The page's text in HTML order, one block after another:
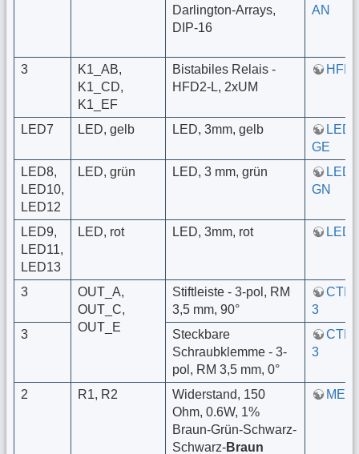
Darlington-Arrays,
DIP-16
AN
3
K1_AB,
K1_CD,
K1_EF
Bistabiles Relais -
HFD2-L, 2xUM
LED7 LED, gelb LED, 3mm, gelb
LED
GE
LED8,
LED10,
LED12
LED, grün LED, 3 mm, grün
LED
GN
LED9,
LED11,
LED13
LED, rot LED, 3mm, rot LED
3
OUT_A,
OUT_C,
OUT_E
Stiftleiste - 3-pol, RM
3,5 mm, 90°
3
3
Steckbare
Schraubklemme - 3-
pol, RM 3,5 mm, 0°
3
2 R1, R2
Widerstand, 150
Ohm, 0.6W, 1%
Braun-Grün-Schwarz-
Schwarz-Braun